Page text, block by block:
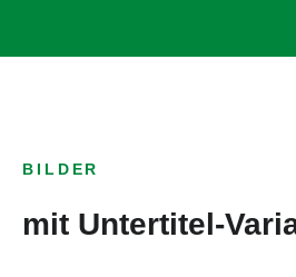
BILDER
mit Untertitel-